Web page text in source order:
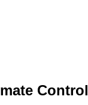
Control